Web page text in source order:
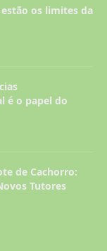
os limites da
é o papel do
de Cachorro:
Tutores